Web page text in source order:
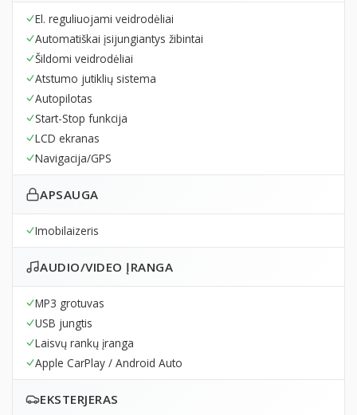
El. reguliuojami veidrodėliai
Automatiškai įsijungiantys žibintai
Šildomi veidrodėliai
Atstumo jutiklių sistema
Autopilotas
Start-Stop funkcija
LCD ekranas
Navigacija/GPS
APSAUGA
Imobilaizeris
AUDIO/VIDEO ĮRANGA
MP3 grotuvas
USB jungtis
Laisvų rankų įranga
Apple CarPlay / Android Auto
EKSTERJERAS